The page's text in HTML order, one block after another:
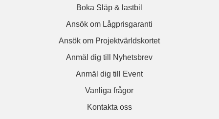
Boka Släp & lastbil
Ansök om Lågprisgaranti
Ansök om Projektvärldskortet
Anmäl dig till Nyhetsbrev
Anmäl dig till Event
Vanliga frågor
Kontakta oss